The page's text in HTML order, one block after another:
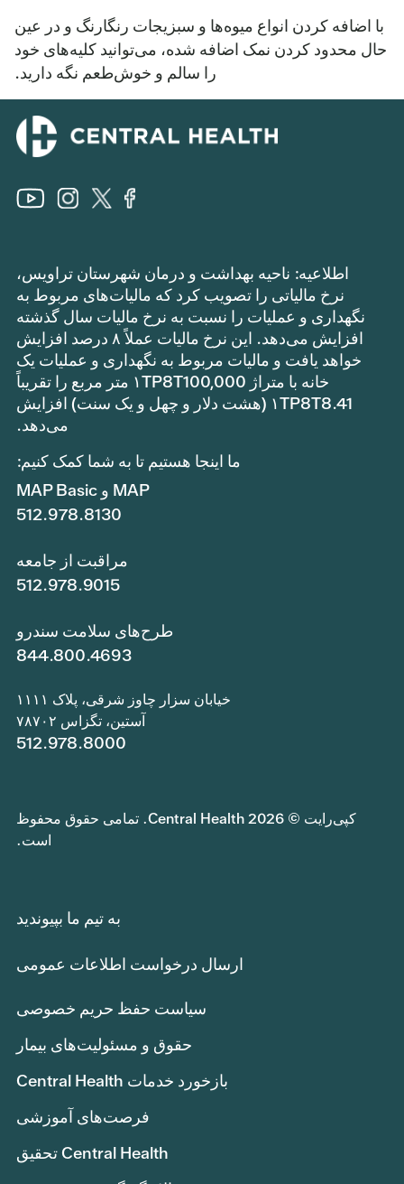
با اضافه کردن انواع میوه‌ها و سبزیجات رنگارنگ و در عین
حال محدود کردن نمک اضافه شده، می‌توانید کلیه‌های خود
را سالم و خوش‌طعم نگه دارید.
اطلاعیه: ناحیه بهداشت و درمان شهرستان تراویس،
نرخ مالیاتی را تصویب کرد که مالیات‌های مربوط به
نگهداری و عملیات را نسبت به نرخ مالیات سال گذشته
افزایش می‌دهد. این نرخ مالیات عملاً ۸ درصد افزایش
خواهد یافت و مالیات مربوط به نگهداری و عملیات یک
خانه با متراژ ۱TP8T100,000 متر مربع را تقریباً
۱TP8T8.41 (هشت دلار و چهل و یک سنت) افزایش
می‌دهد.
ما اینجا هستیم تا به شما کمک کنیم:
MAP و MAP Basic
512.978.8130
مراقبت از جامعه
512.978.9015
طرح‌های سلامت سندرو
844.800.4693
خیابان سزار چاوز شرقی، پلاک ۱۱۱۱
آستین، تگزاس ۷۸۷۰۲
512.978.8000
کپی‌رایت © 2026 Central Health. تمامی حقوق محفوظ
است.
به تیم ما بپیوندید
ارسال درخواست اطلاعات عمومی
سیاست حفظ حریم خصوصی
حقوق و مسئولیت‌های بیمار
بازخورد خدمات Central Health
فرصت‌های آموزشی
Central Health تحقیق